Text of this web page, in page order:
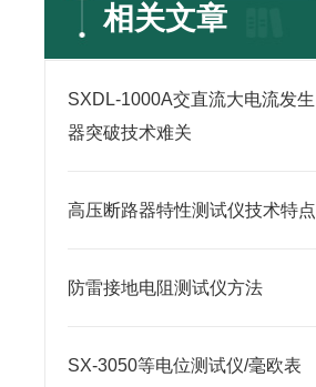
相关文章
SXDL-1000A交直流大电流发生
器突破技术难关
高压断路器特性测试仪技术特点
防雷接地电阻测试仪方法
SX-3050等电位测试仪/毫欧表